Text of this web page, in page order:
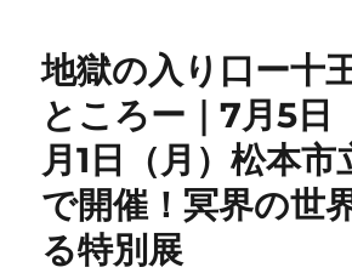
地獄の入り口ー十
ところー｜7月5日
月1日（月）松本市
で開催！冥界の世
る特別展